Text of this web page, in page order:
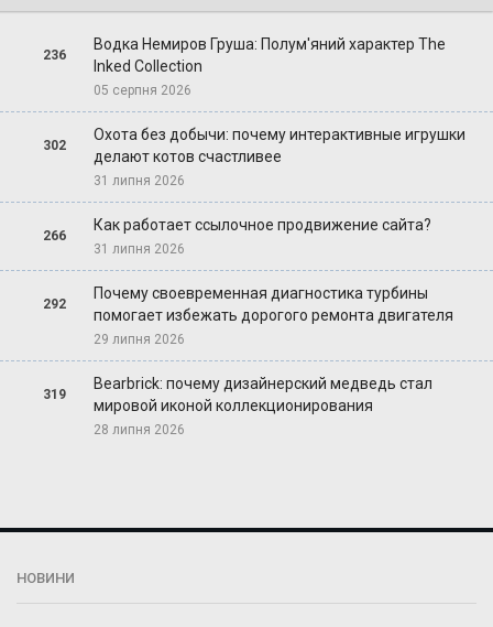
236
Водка Немиров Груша: Полум'яний характер The
Inked Collection
05 серпня 2026
302
Охота без добычи: почему интерактивные игрушки
делают котов счастливее
31 липня 2026
266
Как работает ссылочное продвижение сайта?
31 липня 2026
292
Почему своевременная диагностика турбины
помогает избежать дорогого ремонта двигателя
29 липня 2026
319
Bearbrick: почему дизайнерский медведь стал
мировой иконой коллекционирования
28 липня 2026
НОВИНИ